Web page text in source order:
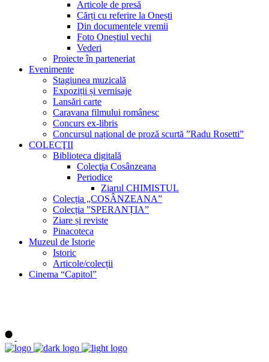
Articole de presă
Cărți cu referire la Onești
Din documentele vremii
Foto Oneștiul vechi
Vederi
Proiecte în parteneriat
Evenimente
Stagiunea muzicală
Expoziții și vernisaje
Lansări carte
Caravana filmului românesc
Concurs ex-libris
Concursul național de proză scurtă ”Radu Rosetti”
COLECŢII
Biblioteca digitală
Colecţia Cosânzeana
Periodice
Ziarul CHIMISTUL
Colecția „COSÂNZEANA”
Colecția ”SPERANȚIA”
Ziare și reviste
Pinacoteca
Muzeul de Istorie
Istoric
Articole/colecții
Cinema “Capitol”